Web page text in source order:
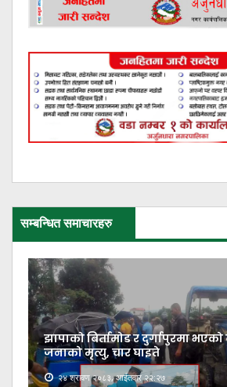
सम्बन्धित समाचारहरु
झापाको बिर्तामोड र दुर्गापुरमा
जनाको मृत्यु, चार घाइते
२४ श्रावण २०८३, आईतवार २२:२७